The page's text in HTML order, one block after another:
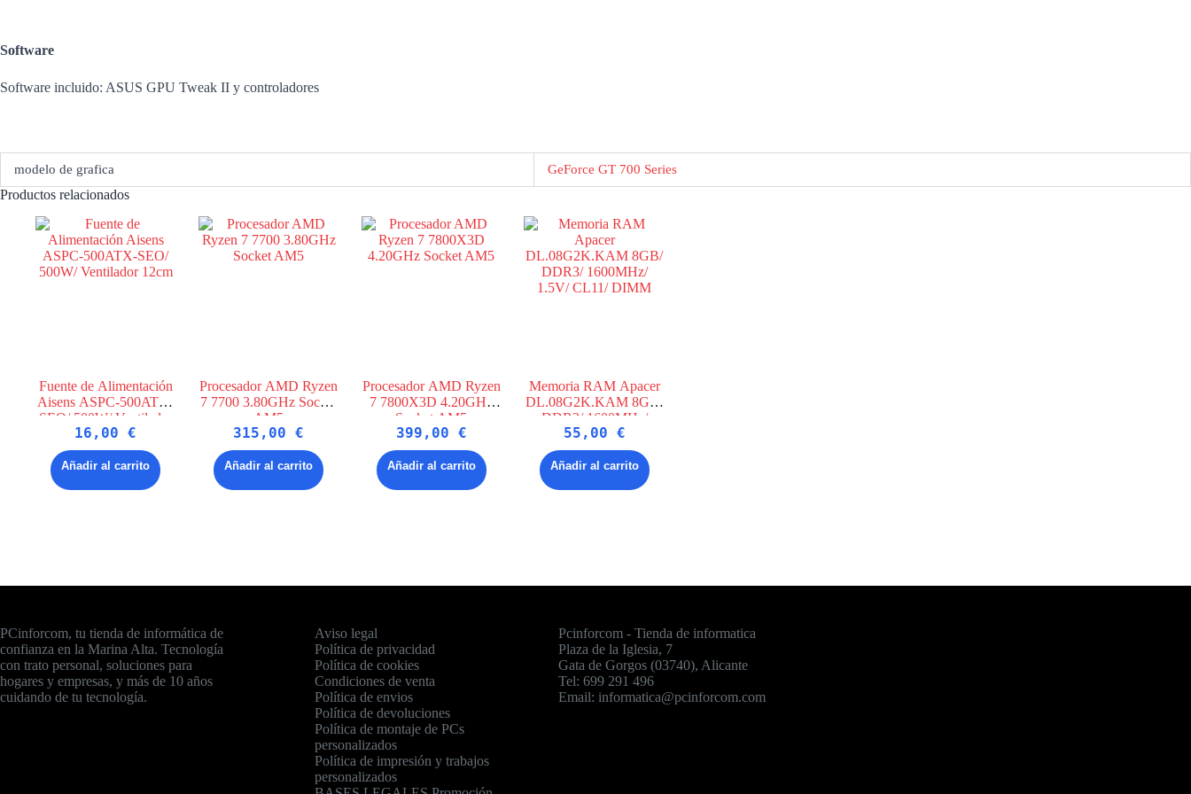
Software
Software incluido: ASUS GPU Tweak II y controladores
modelo de grafica GeForce GT 700 Series
Productos relacionados
Fuente de Alimentación
Aisens ASPC-500ATX-
SEO/ 500W/ Ventilador
12cm
16,00€
Añadir al carrito
Procesador AMD Ryzen
7 7700 3.80GHz Socket
AM5
315,00€
Añadir al carrito
Procesador AMD Ryzen
7 7800X3D 4.20GHz
Socket AM5
399,00 €
Añadir al carrito
Memoria RAM Apacer
DL.08G2K.KAM 8GB/
DDR3/ 1600MHz/
1.5V/ CL11/ DIMM
55,00 €
Añadir al carrito
PCinforcom, tu tienda de informática de
confianza en la Marina Alta. Tecnología
con trato personal, soluciones para
hogares y empresas, y más de 10 años
cuidando de tu tecnología.
Aviso legal
Política de privacidad
Política de cookies
Condiciones de venta
Política de envios
Política de devoluciones
Política de montaje de PCs
personalizados
Política de impresión y trabajos
personalizados
Pcinforcom - Tienda de informatica
Plaza de la Iglesia, 7
Gata de Gorgos (03740), Alicante
Tel: 699 291 496
Email: informatica@pcinforcom.com